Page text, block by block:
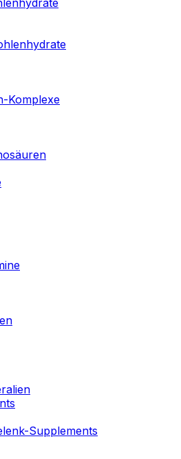
Komplexe
Supplements